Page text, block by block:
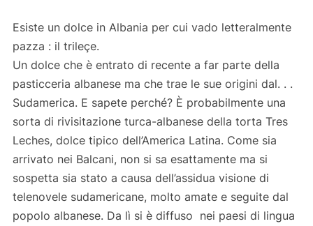
Esiste un dolce in Albania per cui vado letteralmente
pazza : il trileçe.
Un dolce che è entrato di recente a far parte della
pasticceria albanese ma che trae le sue origini dal. . .
Sudamerica. E sapete perché? È probabilmente una
sorta di rivisitazione turca-albanese della torta Tres
Leches, dolce tipico dell’America Latina. Come sia
arrivato nei Balcani, non si sa esattamente ma si
sospetta sia stato a causa dell’assidua visione di
telenovele sudamericane, molto amate e seguite dal
popolo albanese. Da lì si è diffuso nei paesi di lingua